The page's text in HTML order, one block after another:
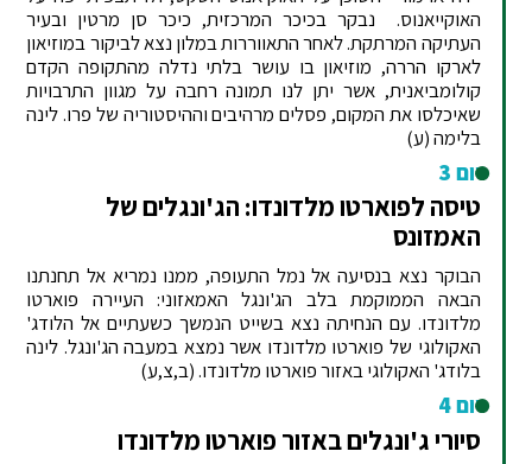
האוקייאנוס. נבקר בכיכר המרכזית, כיכר סן מרטין ובעיר
העתיקה המרתקת. לאחר התאווררות במלון נצא לביקור במוזיאון
לארקו הררה, מוזיאון בו עושר בלתי נדלה מהתקופה הקדם
קולומביאנית, אשר יתן לנו תמונה רחבה על מגוון התרבויות
שאיכלסו את המקום, פסלים מרהיבים וההיסטוריה של פרו. לינה
בלימה (ע)
יום 3
טיסה לפוארטו מלדונדו: הג'ונגלים של
האמזונס
הבוקר נצא בנסיעה אל נמל התעופה, ממנו נמריא אל תחנתנו
הבאה הממוקמת בלב הג'ונגל האמאזוני: העיירה פוארטו
מלדונדו. עם הנחיתה נצא בשייט הנמשך כשעתיים אל הלודג'
האקולוגי של פוארטו מלדונדו אשר נמצא במעבה הג'ונגל. לינה
בלודג' האקולוגי באזור פוארטו מלדונדו. (ב,צ,ע)
יום 4
סיורי ג'ונגלים באזור פוארטו מלדונדו